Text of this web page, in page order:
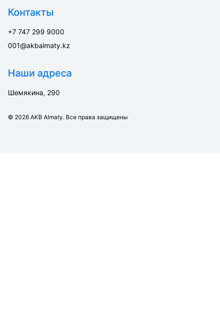
Контакты
+7 747 299 9000
001@akbalmaty.kz
Наши адреса
Шемякина, 290
© 2026 AKB Almaty. Все права защищены